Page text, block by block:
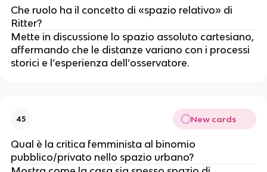
Che ruolo ha il concetto di «spazio relativo» di
Ritter?
Mette in discussione lo spazio assoluto cartesiano,
affermando che le distanze variano con i processi
storici e l’esperienza dell’osservatore.
45 New cards
Qual è la critica femminista al binomio
pubblico/privato nello spazio urbano?